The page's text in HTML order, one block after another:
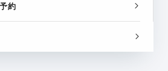
約